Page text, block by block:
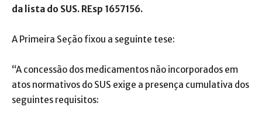
da lista do SUS. REsp 1657156.
A Primeira Seção fixou a seguinte tese:
“A concessão dos medicamentos não incorporados em
atos normativos do SUS exige a presença cumulativa dos
seguintes requisitos: